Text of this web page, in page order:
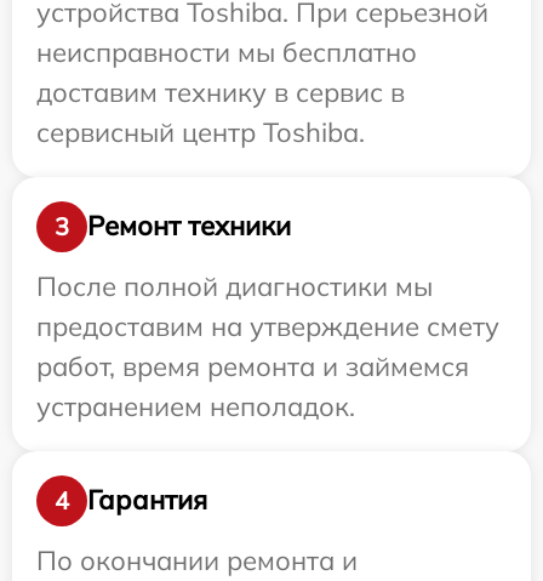
устройства Toshiba. При серьезной
неисправности мы бесплатно
доставим технику в сервис в
сервисный центр Toshiba.
3
Ремонт техники
После полной диагностики мы
предоставим на утверждение смету
работ, время ремонта и займемся
устранением неполадок.
4
Гарантия
По окончании ремонта и